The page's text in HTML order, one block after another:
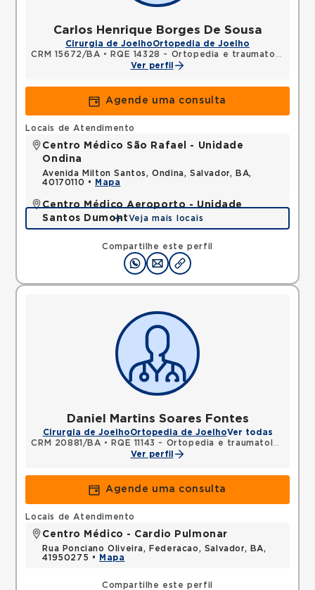
Carlos Henrique Borges De Sousa
Cirurgia de JoelhoOrtopedia de Joelho
CRM 15672/BA •
RQE 14328 - Ortopedia e traumatologia
Ver perfil
Agende uma consulta
Compartilhe este perfil
Locais de Atendimento
Centro Médico São Rafael - Unidade
Ondina
Avenida Milton Santos, Ondina, Salvador, BA,
40170110 •
Mapa
Centro Médico Aeroporto - Unidade
Santos Dumont
Avenida Santos Dumont, Centro, Lauro de Freitas,
BA, 42702400 •
Mapa
Veja mais locais
Daniel Martins Soares Fontes
Cirurgia de JoelhoOrtopedia de JoelhoVer todas
CRM 20881/BA •
RQE 11143 - Ortopedia e traumatologia
Ver perfil
Agende uma consulta
Compartilhe este perfil
Locais de Atendimento
Centro Médico - Cardio Pulmonar
Rua Ponciano Oliveira, Federacao, Salvador, BA,
41950275 •
Mapa